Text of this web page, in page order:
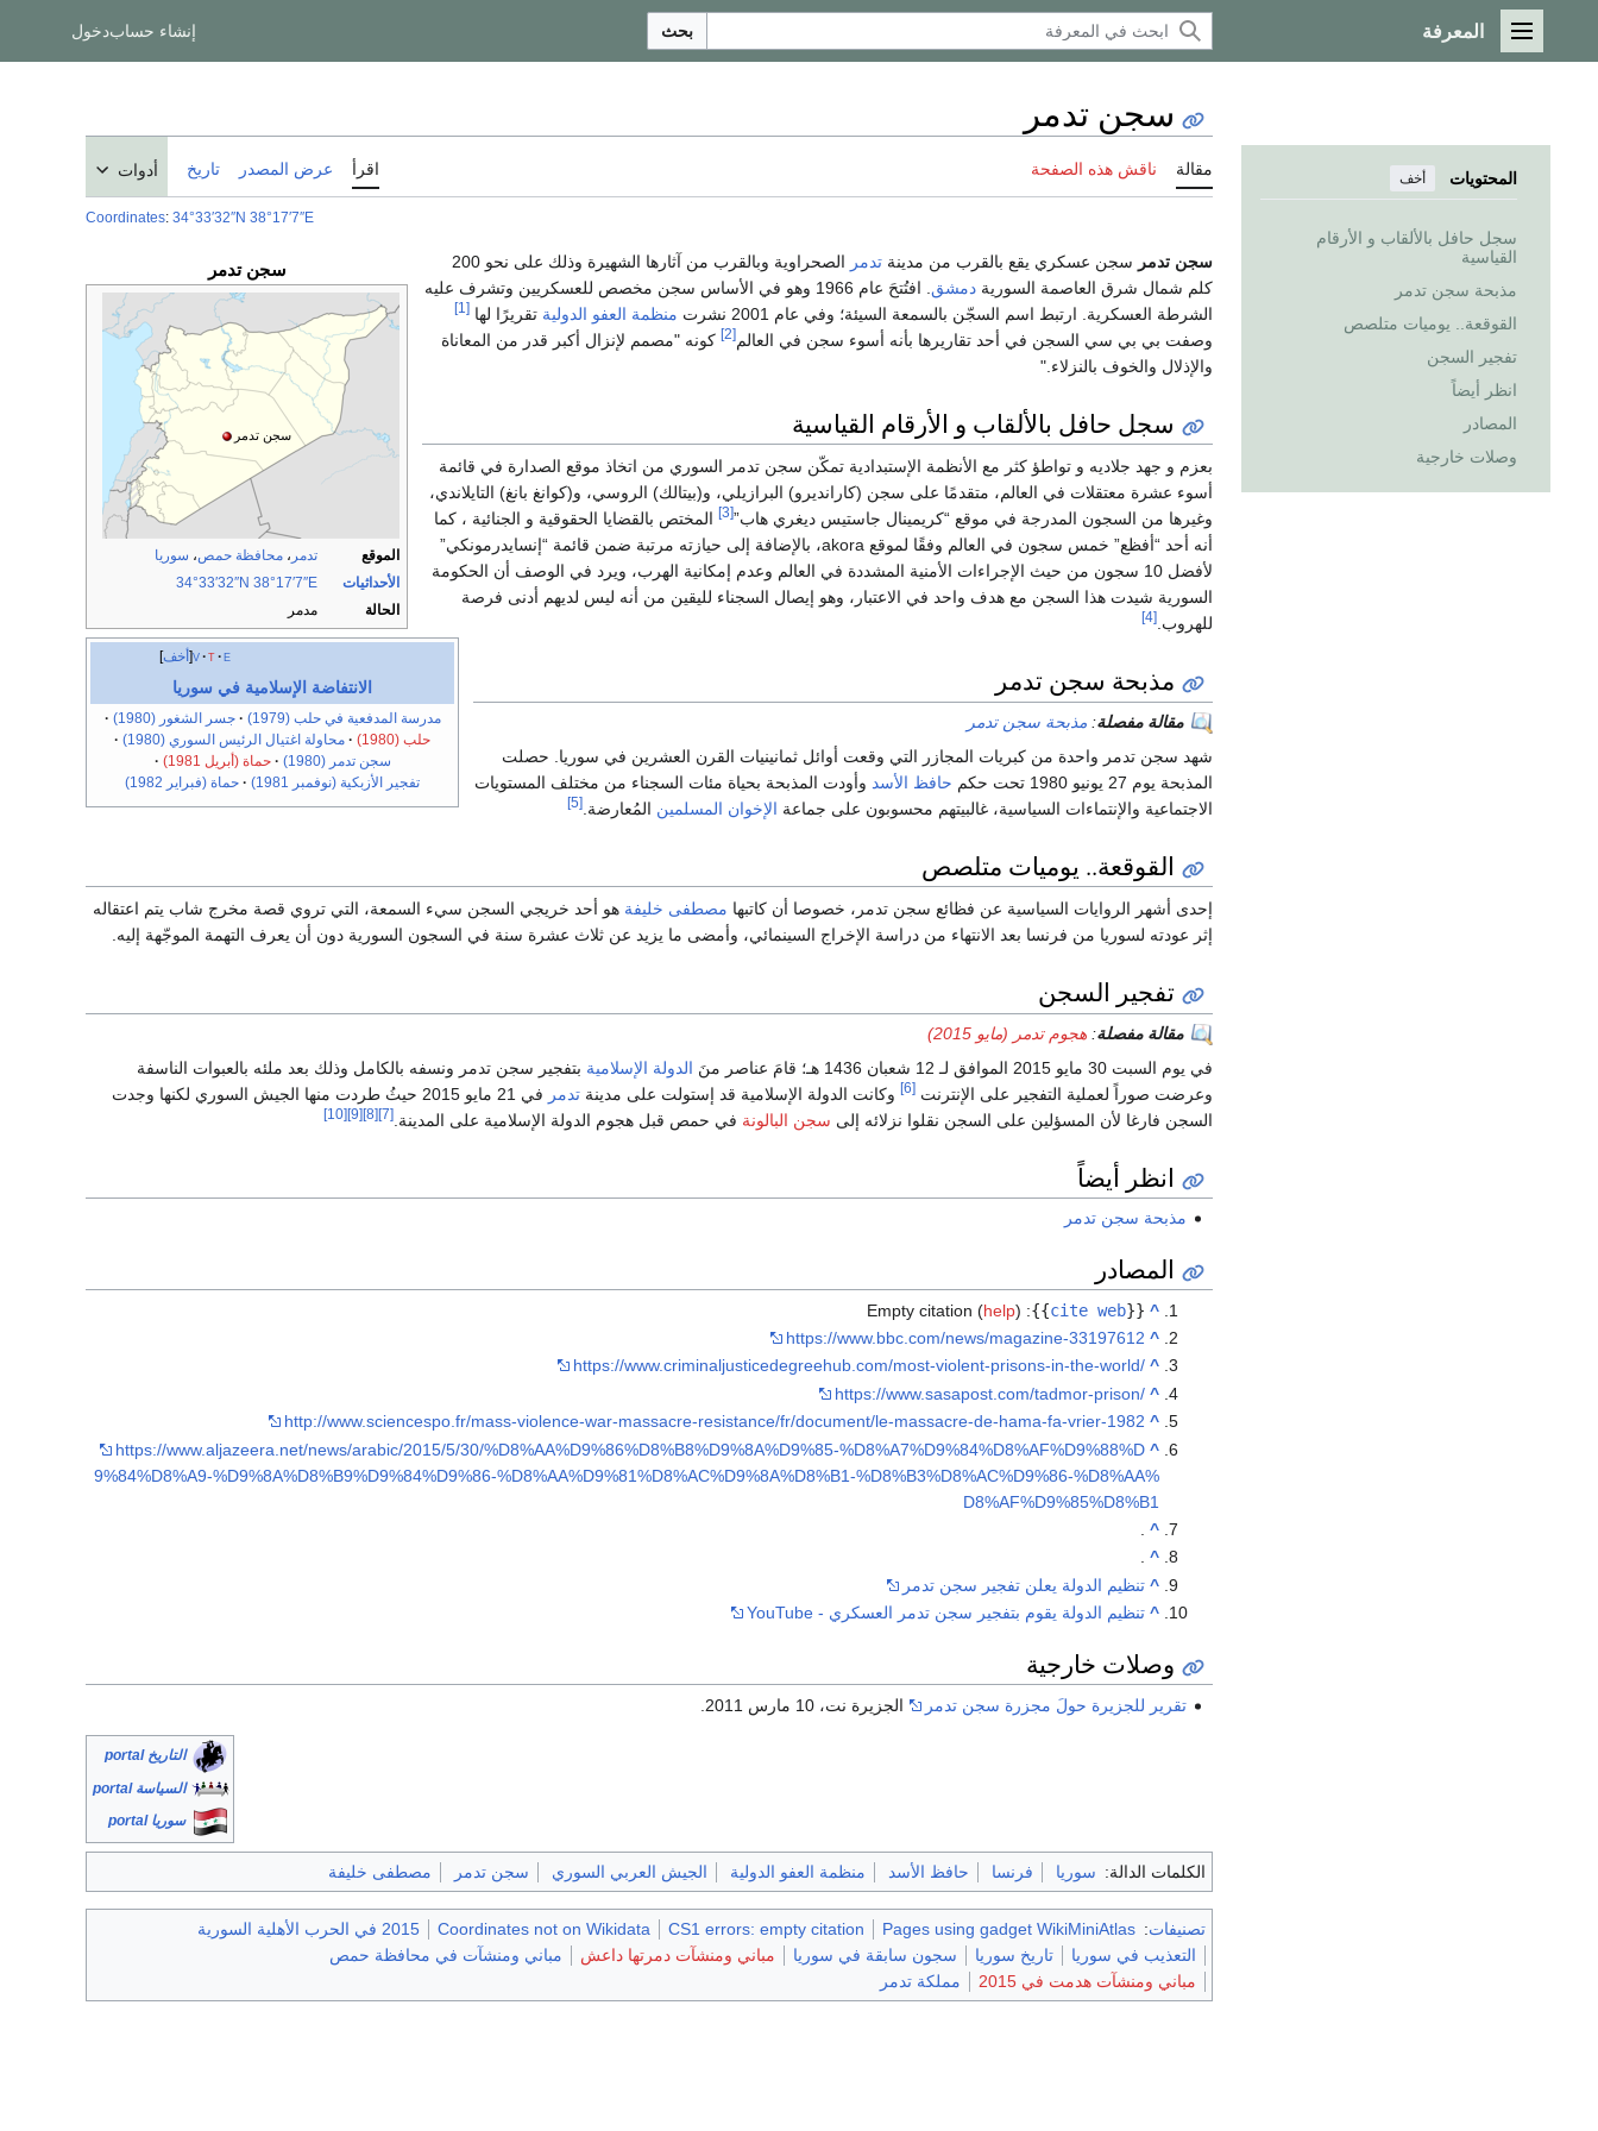
القائمة الرئيسية
المعرفة بحث إنشاء حسابدخول
المحتويات أخف
سجل حافل بالألقاب و الأرقام
القياسية
مذبحة سجن تدمر
القوقعة.. يوميات متلصص
تفجير السجن
انظر أيضاً
المصادر
وصلات خارجية
سجن تدمر
مقالة ناقش هذه الصفحة اقرأ عرض المصدر تاريخ أدوات
Coordinates: 34°33′32″N 38°17′7″E
سجن تدمر
سجن تدمر
الموقع تدمر ، محافظة حمص، سوريا
الأحداثيات
34°33′32″N 38°17′7″E
الحالة
مدمر
أخف v t e
الانتفاضة الإسلامية في سوريا
مدرسة المدفعية في حلب (1979)
جسر الشغور (1980)
حلب (1980)
محاولة اغتيال الرئيس السوري (1980)
سجن تدمر (1980)
حماة (أبريل 1981)
تفجير الأزبكية (نوفمبر 1981)
حماة (فبراير 1982)
سجن تدمر سجن عسكري يقع بالقرب من مدينة تدمر
الصحراوية وبالقرب من آثارها الشهيرة وذلك على نحو 200
كلم شمال شرق العاصمة السورية دمشق
. افتُتحَ عام 1966 وهو في الأساس سجن مخصص للعسكريين وتشرف عليه
الشرطة العسكرية. ارتبط اسم السجّن بالسمعة السيئة؛ وفي عام 2001 نشرت
منظمة العفو الدولية تقريرًا لها [1]
وصفت بي بي سي السجن في أحد تقاريرها بأنه أسوء سجن في العالم [2]
كونه "مصمم لإنزال أكبر قدر من المعاناة
والإذلال والخوف بالنزلاء."
سجل حافل بالألقاب و الأرقام القياسية
بعزم و جهد جلاديه و تواطؤ كثر مع الأنظمة الإستبدادية تمكّن سجن تدمر السوري من اتخاذ موقع الصدارة في قائمة
أسوء عشرة معتقلات في العالم، متقدمًا على سجن (كارانديرو) البرازيلي، و(بيتالك) الروسي، و(كوانغ بانغ) التايلاندي،
وغيرها من السجون المدرجة في موقع “كريمينال جاستيس ديغري هاب”[3]
المختص بالقضايا الحقوقية و الجنائية ، كما
أنه أحد “أفظع” خمس سجون في العالم وفقًا لموقع akora، بالإضافة إلى حيازته مرتبة ضمن قائمة “إنسايدرمونكي”
لأفضل 10 سجون من حيث الإجراءات الأمنية المشددة في العالم وعدم إمكانية الهرب، ويرد في الوصف أن الحكومة
السورية شيدت هذا السجن مع هدف واحد في الاعتبار، وهو إيصال السجناء لليقين من أنه ليس لديهم أدنى فرصة
للهروب.[4]
مذبحة سجن تدمر
مقالة مفصلة: مذبحة سجن تدمر
شهد سجن تدمر واحدة من كبريات المجازر التي وقعت أوائل ثمانينيات القرن العشرين في سوريا. حصلت
المذبحة يوم 27 يونيو 1980 تحت حكم
حافظ الأسد وأودت المذبحة بحياة مئات السجناء من مختلف المستويات
الاجتماعية والإنتماءات السياسية، غالبيتهم محسوبون على جماعة الإخوان المسلمين المُعارضة. [5]
القوقعة.. يوميات متلصص
إحدى أشهر الروايات السياسية عن فظائع سجن تدمر، خصوصا أن كاتبها مصطفى خليفة هو أحد خريجي السجن سيء السمعة، التي تروي قصة مخرج شاب يتم اعتقاله
إثر عودته لسوريا من فرنسا بعد الانتهاء من دراسة الإخراج السينمائي، وأمضى ما يزيد عن ثلاث عشرة سنة في السجون السورية دون أن يعرف التهمة الموجّهة إليه.
تفجير السجن
مقالة مفصلة: هجوم تدمر (مايو 2015)
في يوم السبت 30 مايو 2015 الموافق لـ 12 شعبان 1436 هـ؛ قامَ عناصر منَ
الدولة الإسلامية بتفجير سجن تدمر ونسفه بالكامل وذلك بعد ملئه بالعبوات الناسفة
وعرضت صوراً لعملية التفجير على الإنترنت [6] وكانت الدولة الإسلامية قد إستولت على مدينة تدمر
في 21 مايو 2015 حيثُ طردت منها الجيش السوري لكنها وجدت
السجن فارغا لأن المسؤلين على السجن نقلوا نزلائه إلى سجن البالونة في حمص قبل هجوم الدولة الإسلامية على المدينة. [7]
[8]
[9]
[10]
انظر أيضاً
مذبحة سجن تدمر
المصادر
^
{{
cite web
}}
:
Empty citation (help)
^
https://www.bbc.com/news/magazine-33197612
^
https://www.criminaljusticedegreehub.com/most-violent-prisons-in-the-world/
^
https://www.sasapost.com/tadmor-prison/
^
http://www.sciencespo.fr/mass-violence-war-massacre-resistance/fr/document/le-massacre-de-hama-fa-vrier-1982
^
https://www.aljazeera.net/news/arabic/2015/5/30/%D8%AA%D9%86%D8%B8%D9%8A%D9%85-%D8%A7%D9%84%D8%AF%D9%88%D
9%84%D8%A9-%D9%8A%D8%B9%D9%84%D9%86-%D8%AA%D9%81%D8%AC%D9%8A%D8%B1-%D8%B3%D8%AC%D9%86-%D8%AA%
D8%AF%D9%85%D8%B1
^
^
.
^ تنظيم الدولة يعلن تفجير سجن تدمر
^ ‌تنظيم الدولة يقوم بتفجير سجن تدمر العسكري - YouTube
وصلات خارجية
تقرير للجزيرة حولَ مجزرة سجن تدمر الجزيرة نت، 10 مارس 2011.
التاريخ portal
السياسة portal
سوريا portal
الكلمات الدالة: سوريا فرنسا حافظ الأسد منظمة العفو الدولية الجيش العربي السوري سجن تدمر مصطفى خليفة
تصنيفات:
Pages using gadget WikiMiniAtlas
CS1 errors: empty citation
Coordinates not on Wikidata
2015 في الحرب الأهلية السورية
التعذيب في سوريا
تاريخ سوريا سجون سابقة في سوريا مباني ومنشآت دمرتها داعش
مباني ومنشآت في محافظة حمص
مباني ومنشآت هدمت في 2015
مملكة تدمر